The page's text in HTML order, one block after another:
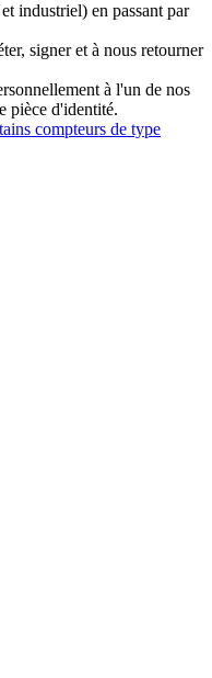
industriel) en passant par
signer et à nous retourner
à l'un de nos
pièce d'identité.
compteurs de type